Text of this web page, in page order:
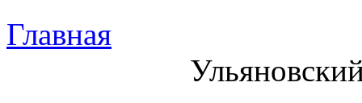
Главная